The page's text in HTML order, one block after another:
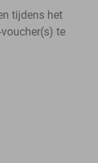
tijdens het
te